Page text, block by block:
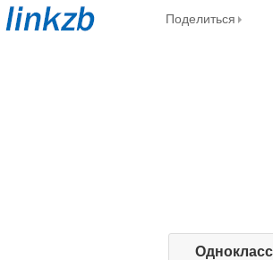
Поделиться